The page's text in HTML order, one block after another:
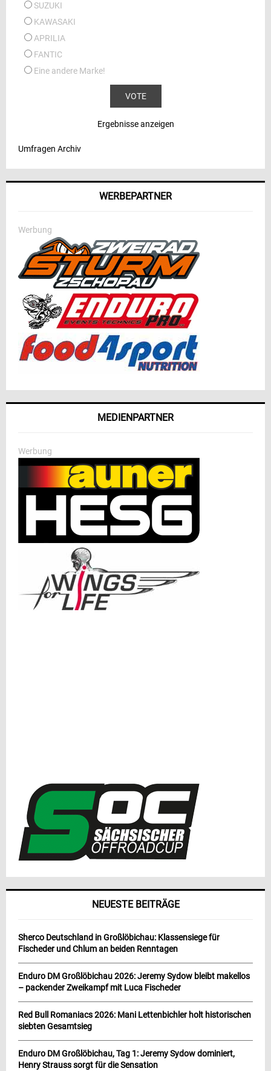
SUZUKI
KAWASAKI
APRILIA
FANTIC
Eine andere Marke!
Ergebnisse anzeigen
Umfragen Archiv
WERBEPARTNER
Werbung
MEDIENPARTNER
Werbung
NEUESTE BEITRÄGE
Sherco Deutschland in Großlöbichau: Klassensiege für
Fischeder und Chlum an beiden Renntagen
Enduro DM Großlöbichau 2026: Jeremy Sydow bleibt makellos
– packender Zweikampf mit Luca Fischeder
Red Bull Romaniacs 2026: Mani Lettenbichler holt historischen
siebten Gesamtsieg
Enduro DM Großlöbichau, Tag 1: Jeremy Sydow dominiert,
Henry Strauss sorgt für die Sensation